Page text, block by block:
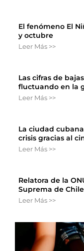
El fenómeno El
y octubre
Leer Más >>
Las cifras de
fluctuando en la
Leer Más >>
La ciudad
crisis gracias al
Leer Más >>
Relatora de la
Suprema de Chile
Leer Más >>